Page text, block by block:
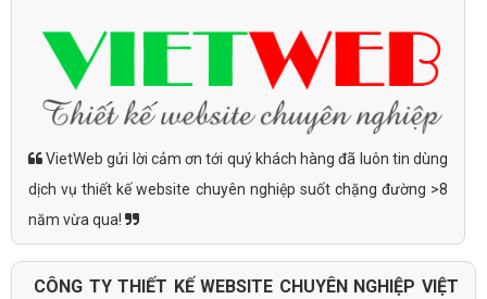
VietWeb gửi lời cảm ơn tới quý khách hàng đã luôn tin dùng
dịch vụ thiết kế website chuyên nghiệp suốt chặng đường >8
năm vừa qua!
CÔNG TY THIẾT KẾ WEBSITE CHUYÊN NGHIỆP VIỆT